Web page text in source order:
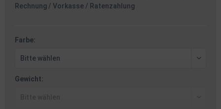
Rechnung / Vorkasse / Ratenzahlung
Farbe:
Gewicht: